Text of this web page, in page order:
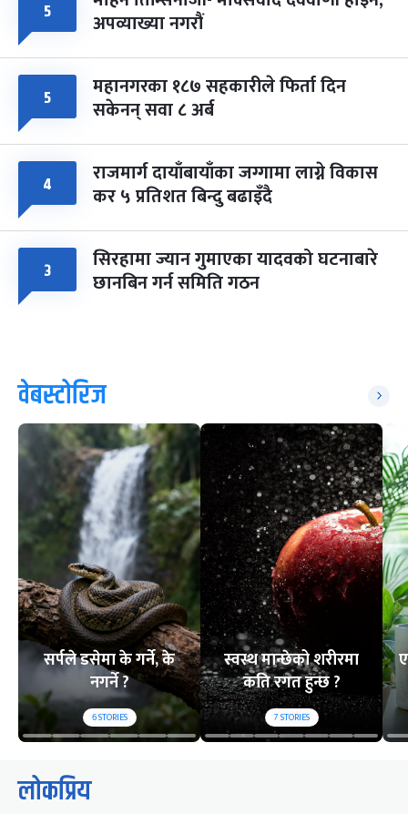
५ अपव्याख्या नगरौं
५ महानगरका १८७ सहकारीले फिर्ता दिन
सकेनन् सवा ८ अर्ब
४ राजमार्ग दायाँबायाँका जग्गामा लाग्ने विकास
कर ५ प्रतिशत बिन्दु बढाइँदै
३ सिरहामा ज्यान गुमाएका यादवको घटनाबारे
छानबिन गर्न समिति गठन
वेबस्टोरिज
सर्पले डसेमा के गर्ने, के
नगर्ने ?
6STORIES
स्वस्थ मान्छेको शरीरमा
कति रगत हुन्छ ?
7STORIES
लोकप्रिय